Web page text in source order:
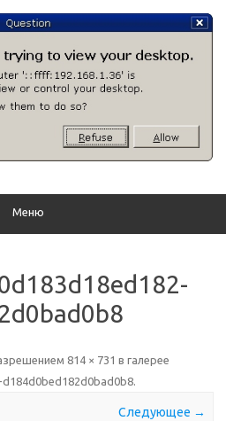
Меню
814 × 731 в галерее
.
Следующее →